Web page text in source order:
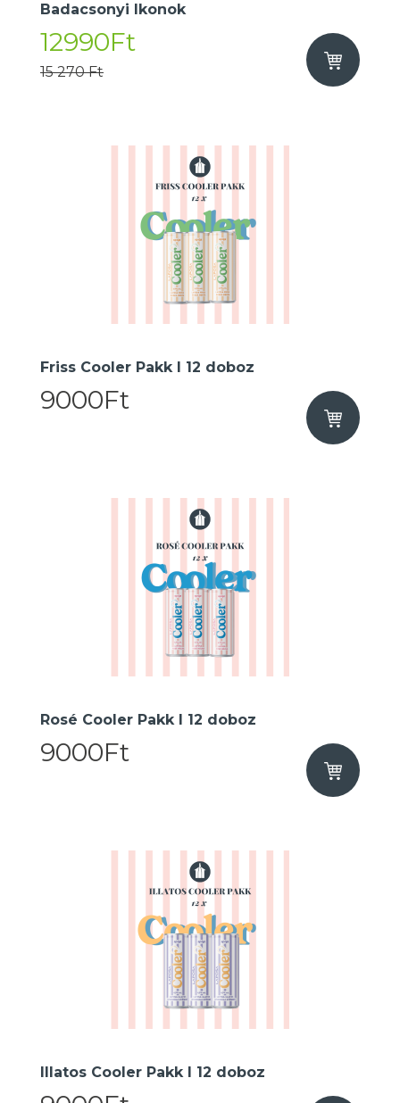
Badacsonyi Ikonok
12990Ft
15 270 Ft
Friss Cooler Pakk I 12 doboz
9000Ft
Rosé Cooler Pakk I 12 doboz
9000Ft
Illatos Cooler Pakk I 12 doboz